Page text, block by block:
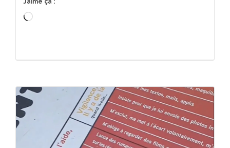
J’aime ça :
Chargement…